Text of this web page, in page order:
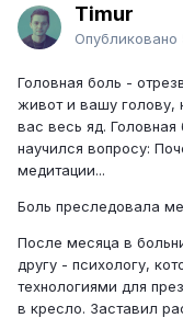
Timur
Опубликовано
Головная боль -
живот и вашу голову,
вас весь яд.
научился вопросу:
медитации...
Боль преследовала
После месяца в
другу - психологу,
технологиями для
в кресло. Заставил